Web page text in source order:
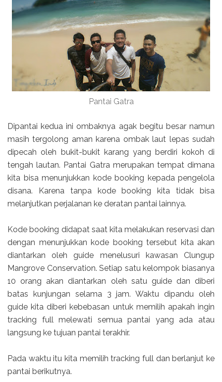
Pantai Gatra
Dipantai kedua ini ombaknya agak begitu besar namun
masih tergolong aman karena ombak laut lepas sudah
dipecah oleh bukit-bukit karang yang berdiri kokoh di
tengah lautan. Pantai Gatra merupakan tempat dimana
kita bisa menunjukkan kode booking kepada pengelola
disana. Karena tanpa kode booking kita tidak bisa
melanjutkan perjalanan ke deratan pantai lainnya.
Kode booking didapat saat kita melakukan reservasi dan
dengan menunjukkan kode booking tersebut kita akan
diantarkan oleh guide menelusuri kawasan Clungup
Mangrove Conservation. Setiap satu kelompok biasanya
10 orang akan diantarkan oleh satu guide dan diberi
batas kunjungan selama 3 jam. Waktu dipandu oleh
guide kita diberi kebebasan untuk memilih apakah ingin
tracking full melewati semua pantai yang ada atau
langsung ke tujuan pantai terakhir.
Pada waktu itu kita memilih tracking full dan berlanjut ke
pantai berikutnya.